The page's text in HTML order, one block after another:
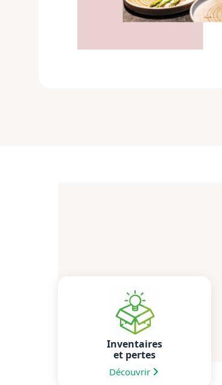
Inventaires
et pertes
Découvrir